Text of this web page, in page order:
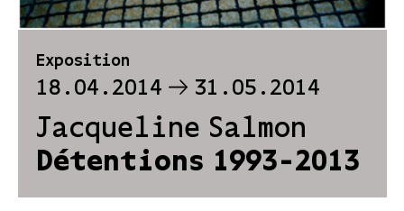
Exposition
18.04.2014 31.05.2014
Jacqueline Salmon
Détentions 1993-2013